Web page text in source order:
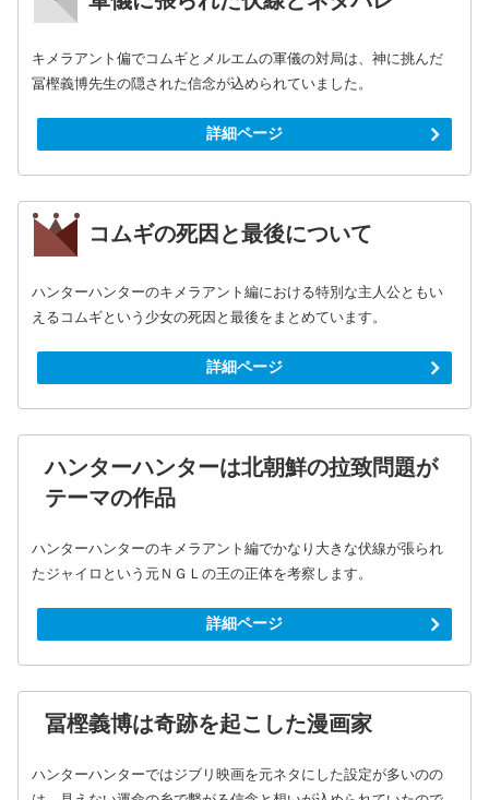
キメラアント偏でコムギとメルエムの軍儀の対局は、神に挑んだ
冨樫義博先生の隠された信念が込められていました。
詳細ページ
コムギの死因と最後について
ハンターハンターのキメラアント編における特別な主人公ともい
えるコムギという少女の死因と最後をまとめています。
詳細ページ
ハンターハンターは北朝鮮の拉致問題が
テーマの作品
ハンターハンターのキメラアント編でかなり大きな伏線が張られ
たジャイロという元ＮＧＬの王の正体を考察します。
詳細ページ
冨樫義博は奇跡を起こした漫画家
ハンターハンターではジブリ映画を元ネタにした設定が多いのの